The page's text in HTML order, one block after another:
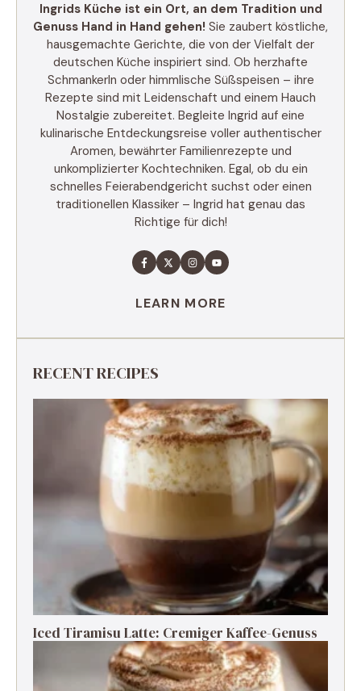
Ingrids Küche ist ein Ort, an dem Tradition und
Genuss Hand in Hand gehen! Sie zaubert köstliche,
hausgemachte Gerichte, die von der Vielfalt der
deutschen Küche inspiriert sind. Ob herzhafte
Schmankerln oder himmlische Süßspeisen – ihre
Rezepte sind mit Leidenschaft und einem Hauch
Nostalgie zubereitet. Begleite Ingrid auf eine
kulinarische Entdeckungsreise voller authentischer
Aromen, bewährter Familienrezepte und
unkomplizierter Kochtechniken. Egal, ob du ein
schnelles Feierabendgericht suchst oder einen
traditionellen Klassiker – Ingrid hat genau das
Richtige für dich!
LEARN MORE
RECENT RECIPES
Iced Tiramisu Latte: Cremiger Kaffee-Genuss